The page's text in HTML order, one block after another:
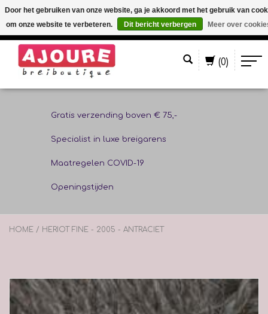
(0)
Gratis verzending boven € 75,-
Specialist in luxe breigarens
Maatregelen COVID-19
Openingstijden
HOME / HERIOT FINE - 2005 - ANTRACIET
Door het gebruiken van onze website, ga je akkoord met het gebruik van
om onze website te verbeteren.
Dit bericht verbergen Meer over